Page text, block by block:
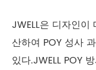
JWELL은 디자인
산하여 POY 성사
있다.JWELL POY